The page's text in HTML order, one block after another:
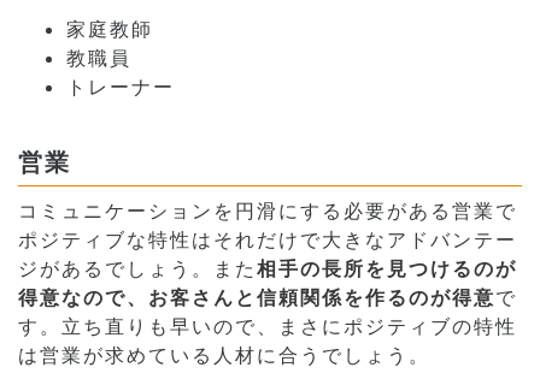
家庭教師
教職員
トレーナー
営業
コミュニケーションを円滑にする必要がある営業で
ポジティブな特性はそれだけで大きなアドバンテー
ジがあるでしょう。また 相手の長所を見つけるのが
得意なので、お客さんと信頼関係を作るのが得意で
す。立ち直りも早いので、まさにポジティブの特性
は営業が求めている人材に合うでしょう。